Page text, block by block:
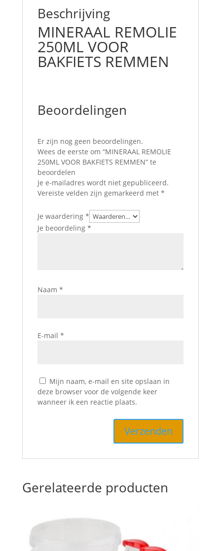
Beschrijving
MINERAAL REMOLIE
250ML VOOR
BAKFIETS REMMEN
Beoordelingen
Er zijn nog geen beoordelingen.
Wees de eerste om “MINERAAL REMOLIE
250ML VOOR BAKFIETS REMMEN” te
beoordelen
Je e-mailadres wordt niet gepubliceerd.
Vereiste velden zijn gemarkeerd met *
Je waardering *
Je beoordeling *
Naam *
E-mail *
Mijn naam, e-mail en site opslaan in
deze browser voor de volgende keer
wanneer ik een reactie plaats.
Gerelateerde producten